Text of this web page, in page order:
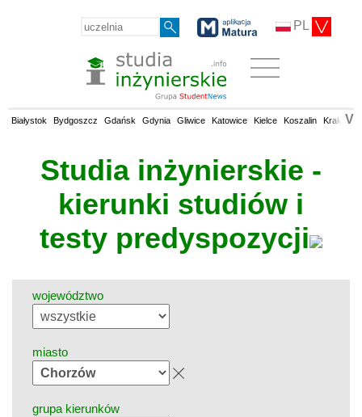
PL
Białystok Bydgoszcz Gdańsk Gdynia Gliwice Katowice Kielce Koszalin Kraków
V
Studia inżynierskie -
kierunki studiów i
testy predyspozycji
województwo
miasto
grupa kierunków